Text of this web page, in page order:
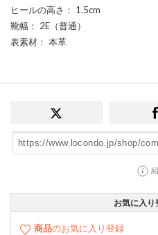
ヒールの高さ ： 1.5cm
靴幅 ： 2E（普通）
表素材 ： 本革
お気に入り
商品のお気に入り登録